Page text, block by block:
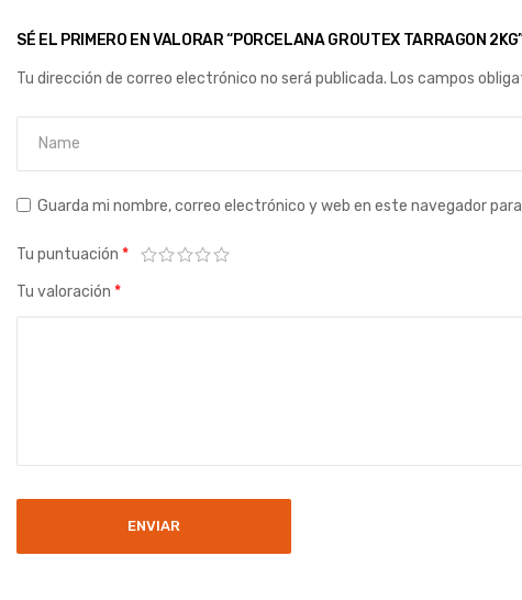
SÉ EL PRIMERO EN VALORAR “PORCELANA GROUTEX TARRAGON
Tu dirección de correo electrónico no será publicada. Los campos
Guarda mi nombre, correo electrónico y web en este navegador
Tu puntuación *
Tu valoración *